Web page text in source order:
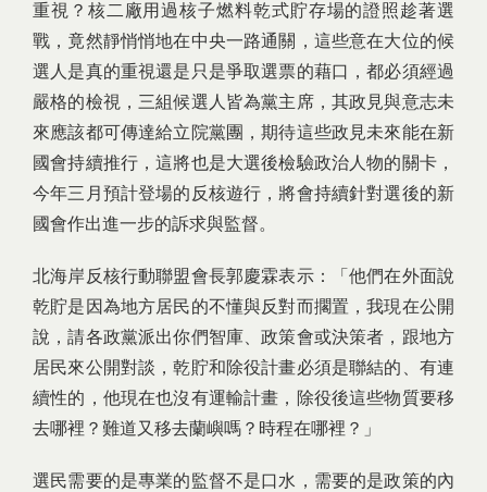
重視？核二廠用過核子燃料乾式貯存場的證照趁著選
戰，竟然靜悄悄地在中央一路通關，這些意在大位的候
選人是真的重視還是只是爭取選票的藉口，都必須經過
嚴格的檢視，三組候選人皆為黨主席，其政見與意志未
來應該都可傳達給立院黨團，期待這些政見未來能在新
國會持續推行，這將也是大選後檢驗政治人物的關卡，
今年三月預計登場的反核遊行，將會持續針對選後的新
國會作出進一步的訴求與監督。
北海岸反核行動聯盟會長郭慶霖表示：「他們在外面說
乾貯是因為地方居民的不懂與反對而擱置，我現在公開
說，請各政黨派出你們智庫、政策會或決策者，跟地方
居民來公開對談，乾貯和除役計畫必須是聯結的、有連
續性的，他現在也沒有運輸計畫，除役後這些物質要移
去哪裡？難道又移去蘭嶼嗎？時程在哪裡？」
選民需要的是專業的監督不是口水，需要的是政策的內